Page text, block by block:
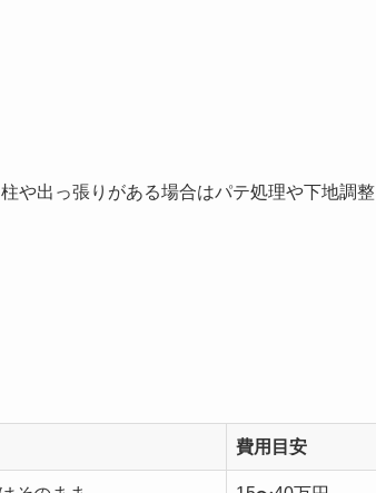
や出っ張りがある場合はパテ処理や下地調整
費用目安